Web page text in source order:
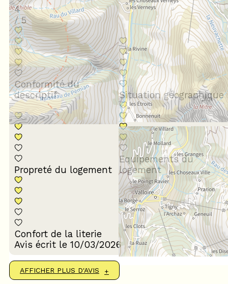
4
/ 5
Conformité du
descriptif
Situation géographique
Propreté du logement
Equipements du
logement
Confort de la literie
Avis écrit le 10/03/2026
AFFICHER PLUS D'AVIS